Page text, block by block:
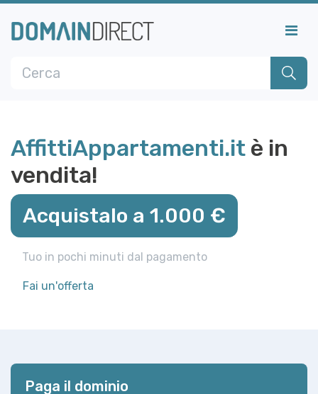
AffittiAppartamenti.it è in
vendita!
Acquistalo a 1.000 €
Tuo in pochi minuti dal pagamento
Fai un'offerta
Paga il dominio